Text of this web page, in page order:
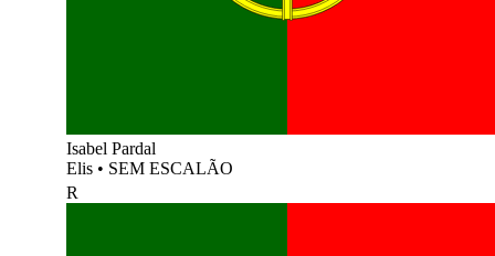
Isabel Pardal
Elis • SEM ESCALÃO
R